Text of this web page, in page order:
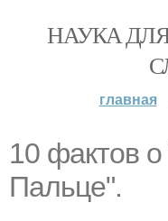
НАУКА
главная
10 фактов
Пальце".